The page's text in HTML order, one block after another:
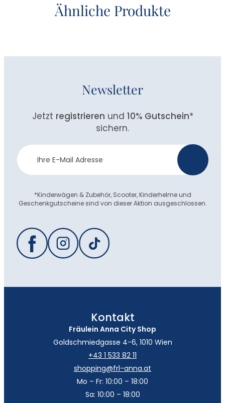
Ähnliche Produkte
Newsletter
Jetzt registrieren und 10% Gutschein*
sichern.
Newsletter
Anmeldung
*Kinderwägen & Zubehör, Scooter, Kinderhelme und
Geschenkgutscheine sind von dieser Aktion ausgeschlossen.
Kontakt
Fräulein Anna City Shop
Goldschmiedgasse 4-6, 1010 Wien
+43 1 533 82 11
shopping@frl-anna.at
Mo – Fr: 10:00 – 18:00
Sa: 10:00 – 18:00